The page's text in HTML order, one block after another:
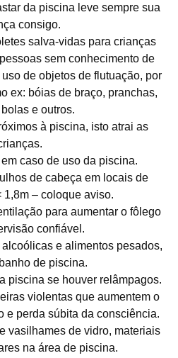
da piscina leve sempre sua
consigo.
salva-vidas para crianças
sem conhecimento de
de objetos de flutuação, por
ex: bóias de braço, pranchas,
e outros.
à piscina, isto atrai as
caso de uso da piscina.
de cabeça em locais de
1,8m – coloque aviso.
para aumentar o fôlego
confiável.
e alimentos pesados,
de piscina.
piscina se houver relâmpagos.
violentas que aumentem o
e perda súbita da consciência.
vasilhames de vidro, materiais
na área de piscina.